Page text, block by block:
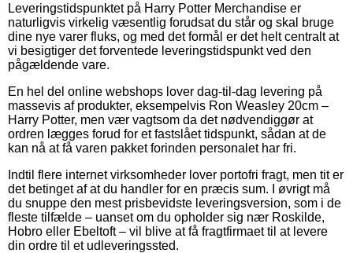
Leveringstidspunktet på Harry Potter Merchandise er
naturligvis virkelig væsentlig forudsat du står og skal bruge
dine nye varer fluks, og med det formål er det helt centralt at
vi besigtiger det forventede leveringstidspunkt ved den
pågældende vare.
En hel del online webshops lover dag-til-dag levering på
massevis af produkter, eksempelvis Ron Weasley 20cm –
Harry Potter, men vær vagtsom da det nødvendiggør at
ordren lægges forud for et fastslået tidspunkt, sådan at de
kan nå at få varen pakket forinden personalet har fri.
Indtil flere internet virksomheder lover portofri fragt, men tit er
det betinget af at du handler for en præcis sum. I øvrigt må
du snuppe den mest prisbevidste leveringsversion, som i de
fleste tilfælde – uanset om du opholder sig nær Roskilde,
Hobro eller Ebeltoft – vil blive at få fragtfirmaet til at levere
din ordre til et udleveringssted.